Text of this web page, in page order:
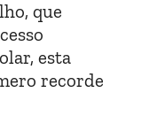
que
esta
recorde